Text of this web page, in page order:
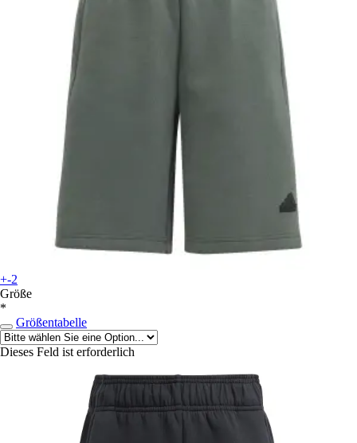
+-2
Größe
*
Größentabelle
Dieses Feld ist erforderlich